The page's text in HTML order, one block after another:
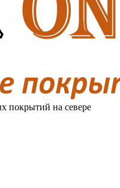
покрытий на севере